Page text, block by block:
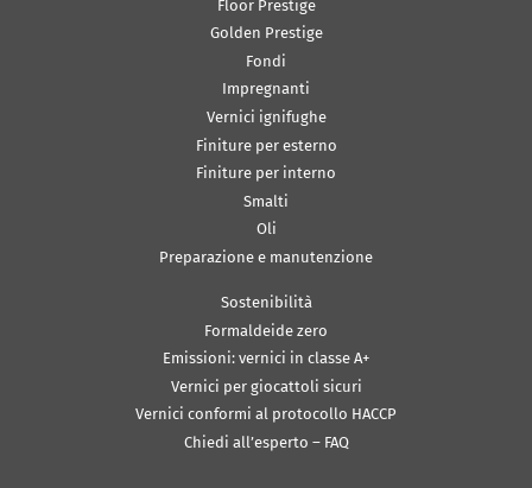
Floor Prestige
Golden Prestige
Fondi
Impregnanti
Vernici ignifughe
Finiture per esterno
Finiture per interno
Smalti
Oli
Preparazione e manutenzione
Sostenibilità
Formaldeide zero
Emissioni: vernici in classe A+
Vernici per giocattoli sicuri
Vernici conformi al protocollo HACCP
Chiedi all’esperto – FAQ